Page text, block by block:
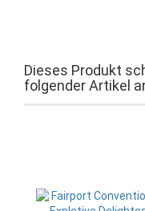
Dieses Produkt
folgender Artikel